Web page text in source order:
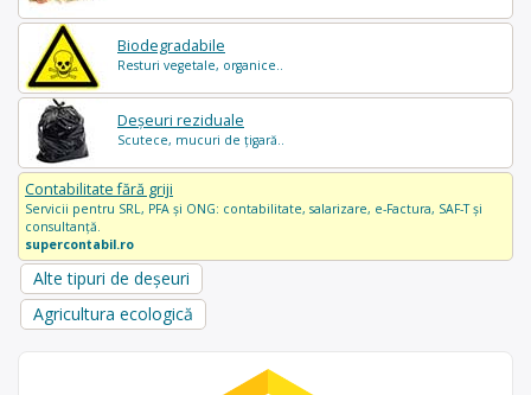
Biodegradabile
Resturi vegetale, organice..
Deșeuri reziduale
Scutece, mucuri de țigară..
Contabilitate fără griji
Servicii pentru SRL, PFA și ONG: contabilitate, salarizare, e-Factura, SAF-T și
consultanță.
supercontabil.ro
Alte tipuri de deșeuri
Agricultura ecologică